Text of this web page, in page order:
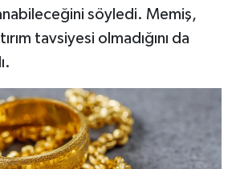
söyledi. Memiş,
tavsiyesi olmadığını da